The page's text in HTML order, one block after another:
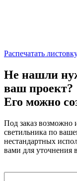
Распечатать
Не нашли
ваш проект?
Его можно
Под заказ возможно
светильника по
нестандартных
вами для уточнения